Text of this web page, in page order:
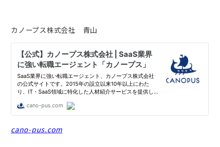
カノープス株式会社 青山
cano-pus.com